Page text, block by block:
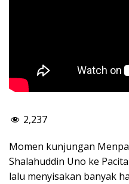
2,237
Momen kunjungan
Shalahuddin Uno ke
lalu menyisakan banyak